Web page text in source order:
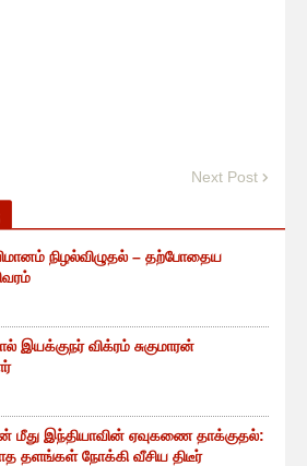
Next Post
நிழல்விழுதல் – தற்போதைய
இயக்குநர் விக்ரம் சுகுமாரன்
மீது இந்தியாவின் ஏவுகணை தாக்குதல்:
தளங்கள் நோக்கி வீசிய திடீர்